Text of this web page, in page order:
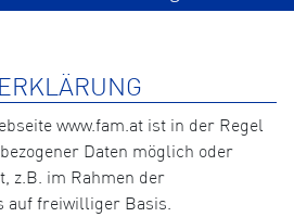
www.fam.at ist in der Regel
Daten möglich oder
z.B. im Rahmen der
auf freiwilliger Basis.